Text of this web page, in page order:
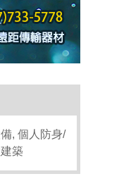
, 個人防身/
築